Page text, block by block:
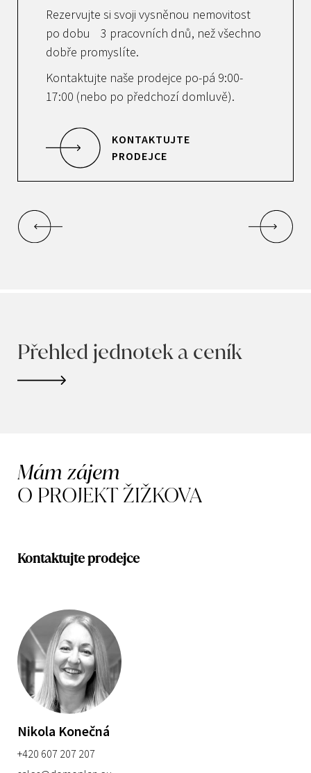
Rezervujte si svoji vysněnou nemovitost
po dobu 3 pracovních dnů, než všechno
dobře promyslíte.
Kontaktujte naše prodejce po-pá 9:00-
17:00 (nebo po předchozí domluvě).
KONTAKTUJTE
PRODEJCE
Přehled jednotek a ceník
Mám zájem
O PROJEKT ŽIŽKOVA
Kontaktujte prodejce
Nikola Konečná
+420 607 207 207